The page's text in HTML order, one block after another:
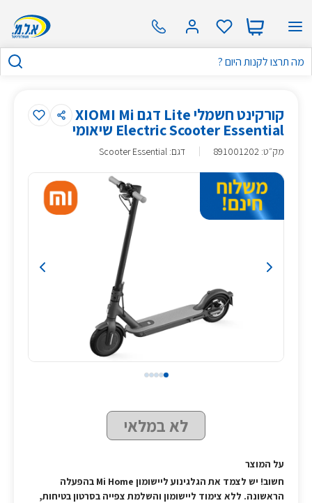
קורקינט חשמלי Lite דגם XIOMI Mi
Electric Scooter Essential שיאומי
מק״ט:
891001202 דגם: Scooter Essential
לא במלאי
על המוצר
חשוב! יש לצמד את הגלגינוע ליישומון Mi Home בהפעלה
הראשונה. ללא צימוד ליישומון והשלמת צפייה בסרטון בטיחות,